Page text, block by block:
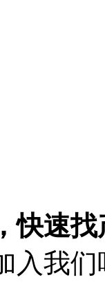
快速找
入我们